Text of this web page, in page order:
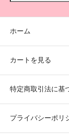
ホーム
カートを見る
特定商取引法に基
プライバシーポリ